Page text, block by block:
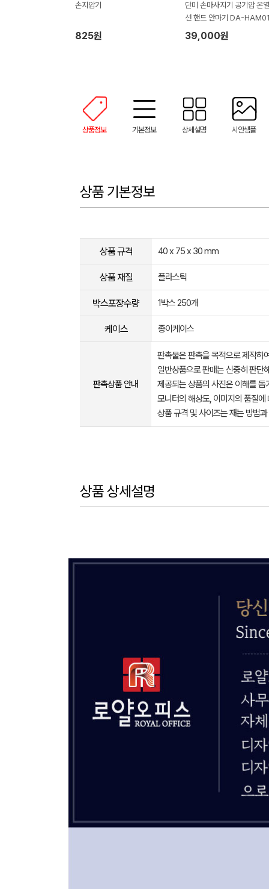
손지압기
825원
단미 손마사지기 공기압 온
선 핸드 안마기 DA-
39,000원
상품정보 기본정보 상세설명 시안샘플
상품 기본정보
상품 규격 40 x 75 x 30 mm
상품 재질 플라스틱
박스포장수량 1박스 250개
케이스 종이케이스
판촉상품 안내
판촉물은 판촉을 목적으로 제작하
일반상품으로 판매는 신중히 판단
제공되는 상품의 사진은 이해를
모니터의 해상도, 이미지의 품질
상품 규격 및 사이즈는 재는 방법
상품 상세설명